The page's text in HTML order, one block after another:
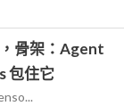
骨架：Agent
包住它